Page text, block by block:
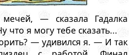
— сказала Гадалка
что я могу тебе сказать...
— удивился я. — И так